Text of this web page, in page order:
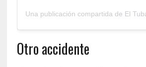
Una publicación compartida de El
Otro accidente